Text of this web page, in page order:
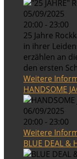
05/09/2025
20:00 - 23:00
25 Jahre
in ihrer
erzählen an
den ersten
Weitere
HANDSOME
06/09/2025
20:00 - 23:00
Weitere
BLUE DEAL &